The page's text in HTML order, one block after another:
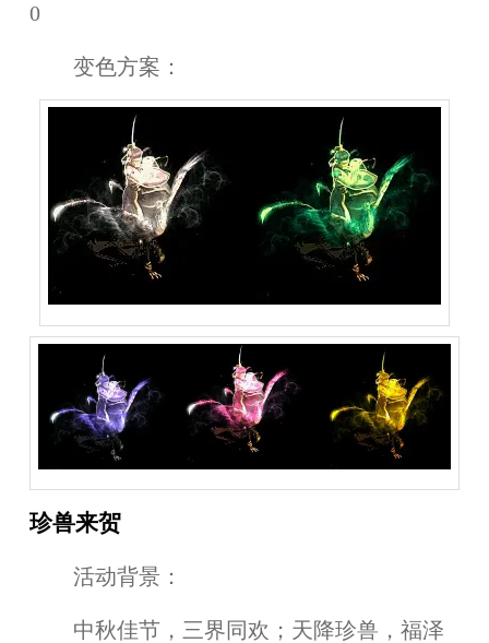
0
变色方案：
珍兽来贺
活动背景：
中秋佳节，三界同欢；天降珍兽，福泽